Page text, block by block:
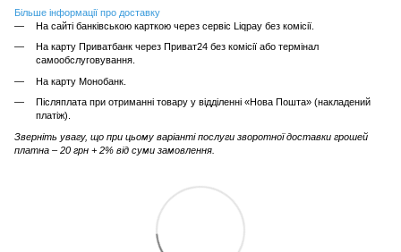
Більше інформації про доставку
На сайті банківською карткою через сервіс Liqpay без комісії.
На карту Приватбанк через Приват24 без комісії або термінал
самообслуговування.
На карту Монобанк.
Післяплата при отриманні товару у відділенні «Нова Пошта» (накладений
платіж).
Зверніть увагу, що при цьому варіанті послуги зворотної доставки грошей
платна – 20 грн + 2% від суми замовлення.